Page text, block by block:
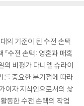
의 기준이 된 수전 손택
수전 손택: 영혼과 매혹
비평가 다니엘 슈라이
를 중요한 분기점에 따라
이자 지식인으로서의 삶
동한 수전 손택의 작업